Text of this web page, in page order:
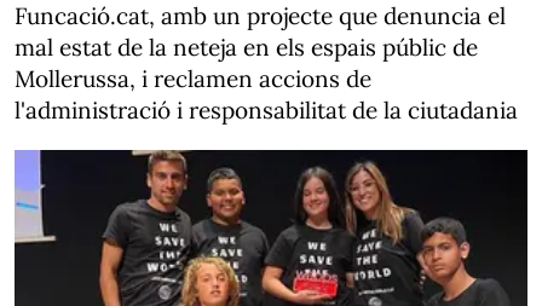
Funcació.cat, amb un projecte que denuncia el
mal estat de la neteja en els espais públic de
Mollerussa, i reclamen accions de
l'administració i responsabilitat de la ciutadania